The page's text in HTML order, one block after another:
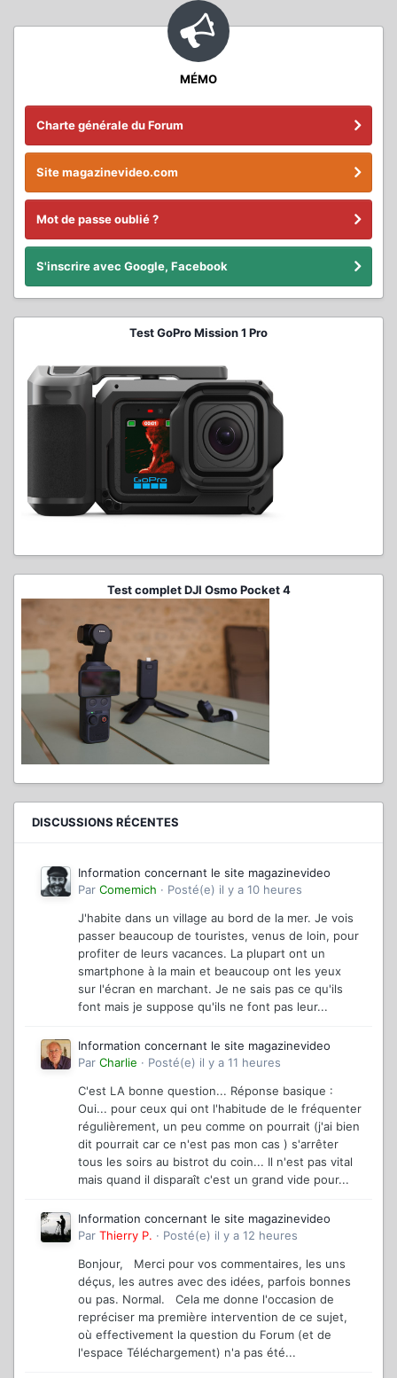
MÉMO
Charte générale du Forum
Site magazinevideo.com
Mot de passe oublié ?
S'inscrire avec Google, Facebook
Test GoPro Mission 1 Pro
Test complet DJI Osmo Pocket 4
DISCUSSIONS RÉCENTES
Information concernant le site magazinevideo
Par Comemich · Posté(e) il y a 10 heures
J'habite dans un village au bord de la mer. Je vois
passer beaucoup de touristes, venus de loin, pour
profiter de leurs vacances. La plupart ont un
smartphone à la main et beaucoup ont les yeux
sur l'écran en marchant. Je ne sais pas ce qu'ils
font mais je suppose qu'ils ne font pas leur...
Information concernant le site magazinevideo
Par Charlie · Posté(e) il y a 11 heures
C'est LA bonne question... Réponse basique :
Oui... pour ceux qui ont l'habitude de le fréquenter
régulièrement, un peu comme on pourrait (j'ai bien
dit pourrait car ce n'est pas mon cas ) s'arrêter
tous les soirs au bistrot du coin... Il n'est pas vital
mais quand il disparaît c'est un grand vide pour...
Information concernant le site magazinevideo
Par Thierry P. · Posté(e) il y a 12 heures
Bonjour, Merci pour vos commentaires, les uns
déçus, les autres avec des idées, parfois bonnes
ou pas. Normal. Cela me donne l'occasion de
repréciser ma première intervention de ce sujet,
où effectivement la question du Forum (et de
l'espace Téléchargement) n'a pas été...